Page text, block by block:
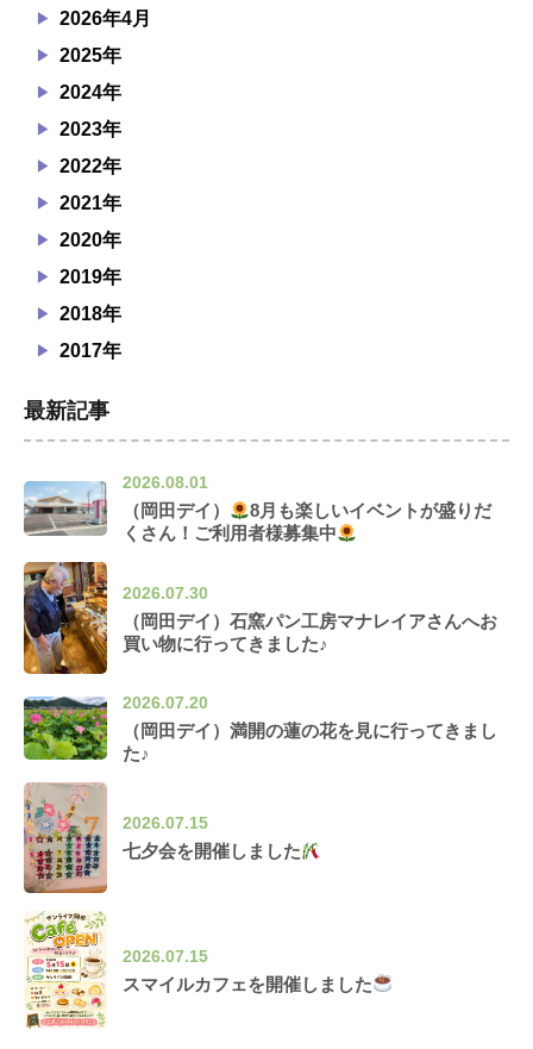
2026年4月
2025年
2024年
2023年
2022年
2021年
2020年
2019年
2018年
2017年
最新記事
2026.08.01
（岡田デイ）
8月も楽しいイベントが盛りだ
くさん！ご利用者様募集中
2026.07.30
（岡田デイ）石窯パン工房マナレイアさんへお
買い物に行ってきました♪
2026.07.20
（岡田デイ）満開の蓮の花を見に行ってきまし
た♪
2026.07.15
七夕会を開催しました
2026.07.15
スマイルカフェを開催しました